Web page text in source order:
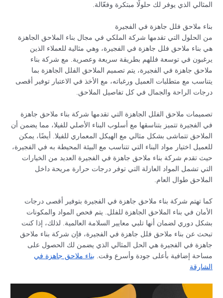
المثالي الذي يوفر لك حلولًا مبتكرة وفعّالة.
بناء ملاحق فلل جاهزة في الفجيرة
من الحلول التي تقدمها شركة الملكي في مجال بناء الملاحق الجاهزة
هي بناء ملاحق فلل جاهزة في الفجيرة، وهي مثالية للعملاء الذين
يرغبون في توسعة فللهم بطريقة سريعة وعصرية. مع شركة بناء
ملاحق جاهزة في الفجيرة، يتم تصميم الملاحق الفلل الجاهزة بما
يتناسب مع متطلبات العميل ورغباته، مع الأخذ في الاعتبار توفير أقصى
درجات الراحة والجمال في كل تفاصيل الملاحق.
تصميمات ملاحق الفلل الجاهزة التي تقدمها شركة بناء ملاحق جاهزة
في الفجيرة تتميز بتناسقها مع أسلوب البناء الأصلي للفيلا، مما يضمن أن
الملاحق تتماشى بشكل مثالي مع الهيكل المعماري للفيلا. أيضًا، يمكن
للعميل اختيار مواد البناء التي تتناسب مع البيئة المحيطة به في الفجيرة،
حيث تقدم شركة بناء ملاحق جاهزة في الفجيرة العديد من الخيارات
التي تشمل المواد العازلة التي توفر درجات حرارة مريحة داخل
الملاحق طوال العام.
كما تهتم شركة بناء ملاحق جاهزة في الفجيرة بتوفير أقصى درجات
الأمان في بناء الملاحق الجاهزة للفلل. يتم فحص المواد والمكونات
بشكل دوري لضمان أنها تلبي معايير السلامة العالمية. لذلك، إذا كنت
تبحث عن بناء ملاحق فلل جاهزة في الفجيرة، فإن شركة بناء ملاحق
جاهزة في الفجيرة هي الحل المثالي الذي يضمن لك الحصول على
مساحة إضافية بأعلى جودة وأسرع وقت. بناء ملاحق جاهزة في
الشارقة